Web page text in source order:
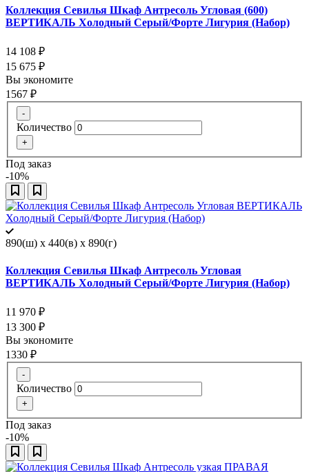
Коллекция Севилья Шкаф Антресоль Угловая (600)
ВЕРТИКАЛЬ Холодный Серый/Форте Лигурия (Набор)
14 108 ₽
15 675 ₽
Вы экономите
1567 ₽
-
Количество
+
Под заказ
-10%
890(ш) x 440(в) x 890(г)
Коллекция Севилья Шкаф Антресоль Угловая
ВЕРТИКАЛЬ Холодный Серый/Форте Лигурия (Набор)
11 970 ₽
13 300 ₽
Вы экономите
1330 ₽
-
Количество
+
Под заказ
-10%